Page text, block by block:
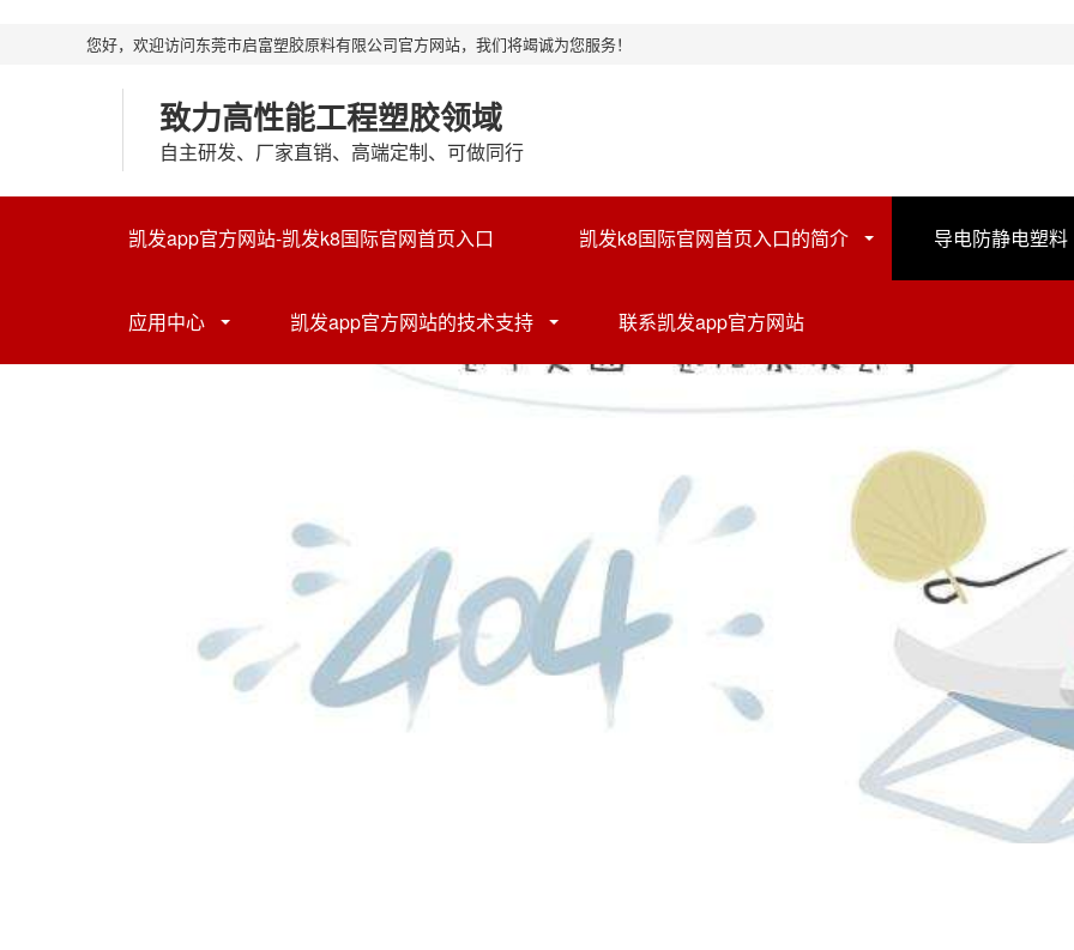
您好，欢迎访问东莞市启富塑胶原料有限公司官方网站，我们将竭诚为您服务！
致力高性能工程塑胶领域
自主研发、厂家直销、高端定制、可做同行
凯发app官方网站-凯发k8国际官网首页入口 凯发k8国际官网首页入口的简介 导电防静电塑料
应用中心 凯发app官方网站的技术支持 联系凯发app官方网站